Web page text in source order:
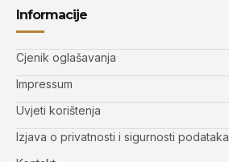
Informacije
Cjenik oglašavanja
Impressum
Uvjeti korištenja
Izjava o privatnosti i sigurnosti podataka